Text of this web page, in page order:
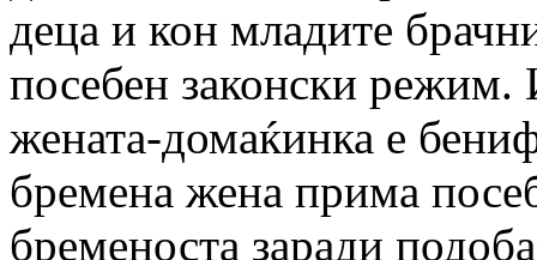
деца и кон младите
посебен законски режим.
жената-домаќинка е
бремена жена прима
бременоста заради